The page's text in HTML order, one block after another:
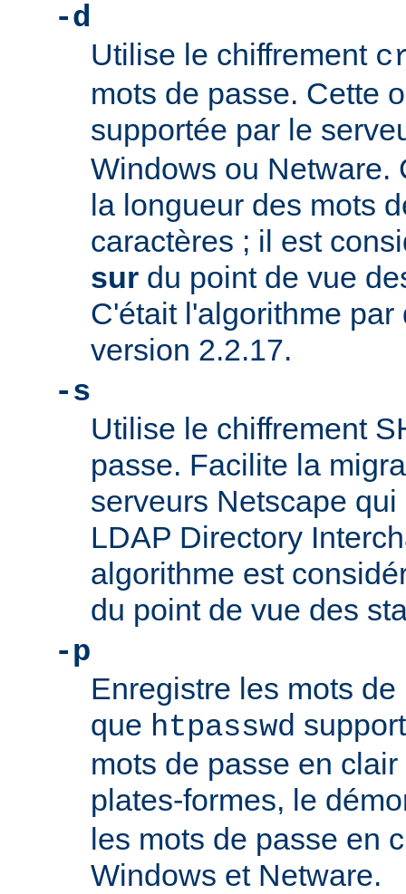
-d
Utilise le chiffrement
mots de passe. Cette
supportée par le
Windows ou Netware.
la longueur des mots
caractères ; il est
sur du point de vue
C'était l'algorithme
version 2.2.17.
-s
Utilise le chiffrement
passe. Facilite la
serveurs Netscape
LDAP Directory
algorithme est
du point de vue des
-p
Enregistre les mots
que htpasswd
mots de passe en
plates-formes, le
les mots de passe en
Windows et Netware.